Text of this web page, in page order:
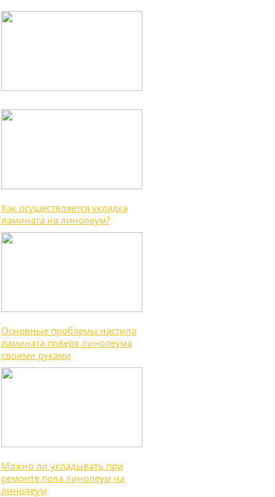
Как осуществляется укладка
ламината на линолеум?
Основные проблемы настила
ламината поверх линолеума
своими руками
Можно ли укладывать при
ремонте пола линолеум на
линолеум